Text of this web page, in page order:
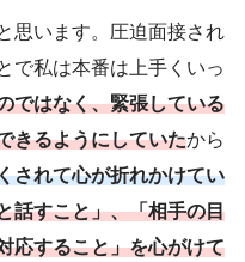
思います。圧迫面接され
で私は本番は上手くいっ
ではなく、緊張している
きるようにしていたから
されて心が折れかけてい
話すこと」、「相手の目
応すること」を心がけて